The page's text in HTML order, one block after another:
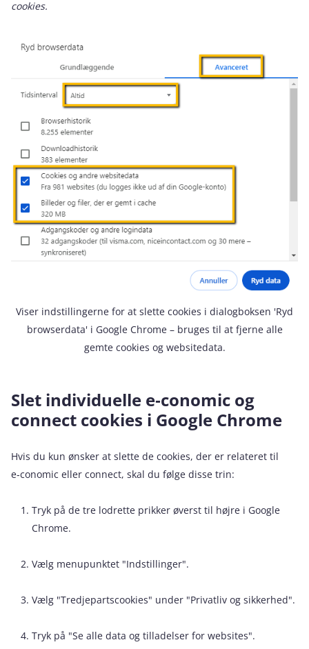
cookies.
Viser indstillingerne for at slette cookies i dialogboksen 'Ryd
browserdata' i Google Chrome – bruges til at fjerne alle
gemte cookies og websitedata.
Slet individuelle e‑conomic og
connect cookies i Google Chrome
Hvis du kun ønsker at slette de cookies, der er relateret til
e‑conomic eller connect, skal du følge disse trin:
Tryk på de tre lodrette prikker øverst til højre i Google
Chrome.
Vælg menupunktet "Indstillinger".
Vælg "Tredjepartscookies" under "Privatliv og sikkerhed".
Tryk på "Se alle data og tilladelser for websites".